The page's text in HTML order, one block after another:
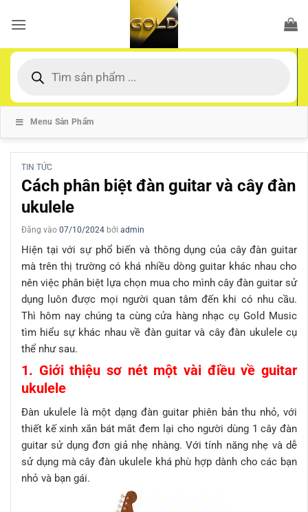
qua
dung
kiếm
Menu Sản Phẩm
TIN TỨC
Cách phân biệt đàn guitar và cây đàn
ukulele
Đăng vào 07/10/2024 bởi admin
Hiện tại với sự phổ biến và thông dụng của cây đàn guitar
mà trên thị trường có khá nhiều dòng guitar khác nhau cho
nên việc phân biệt lựa chọn mua cho mình cây đàn guitar sử
dụng luôn được mọi người quan tâm đến khi có nhu cầu.
Thì hôm nay chúng ta cùng cửa hàng nhạc cụ Gold Music
tìm hiểu sự khác nhau về đàn guitar và cây đàn ukulele cụ
thể như sau.
1. Giới thiệu sơ nét một vài điều về guitar
ukulele
Đàn ukulele là một dạng đàn guitar phiên bản thu nhỏ, với
thiết kế xinh xắn bát mắt đem lại cho người dùng 1 cây đàn
guitar sử dụng đơn giả nhẹ nhàng. Với tính năng nhẹ và dễ
sử dụng mà cây đàn ukulele khá phù hợp dành cho các bạn
nhỏ và bạn gái.